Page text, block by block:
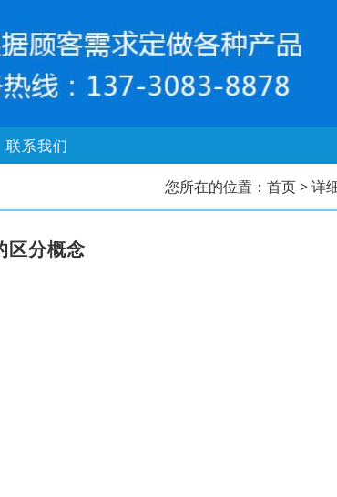
联系我们
您所在的位置： 首页> 详
区分概念